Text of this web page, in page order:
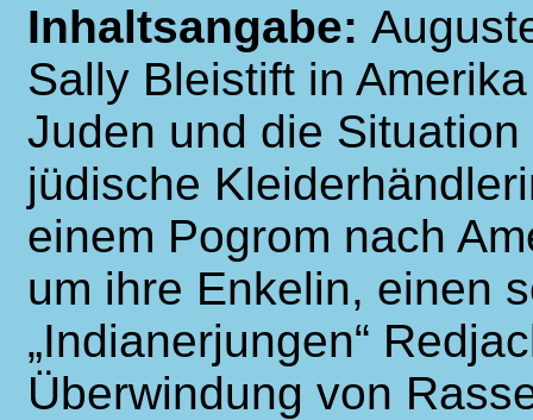
Inhaltsangabe:
Sally Bleistift in
Juden und die
jüdische
einem Pogrom nach
um ihre Enkelin, einen
„Indianerjungen“
Überwindung von